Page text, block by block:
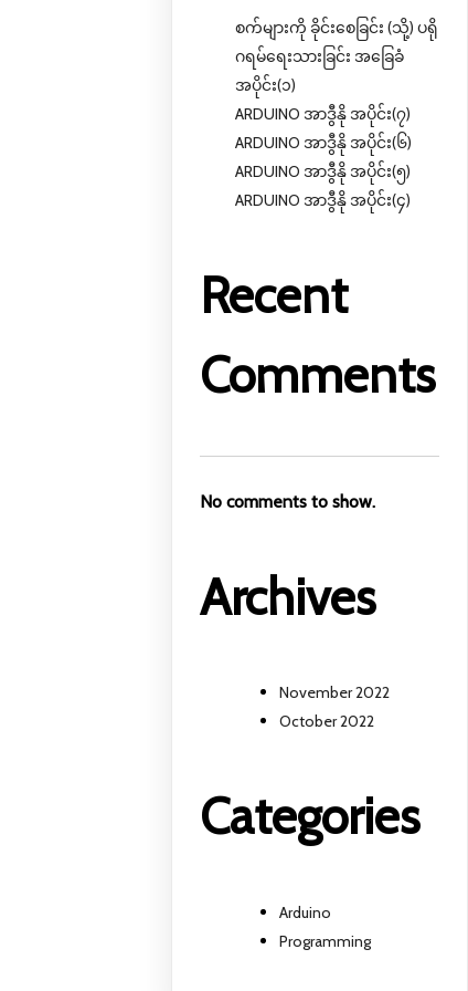
စက်များကို ခိုင်းစေခြင်း (သို့) ပရို
ဂရမ်ရေးသားခြင်း အခြေခံ
အပိုင်း(၁)
ARDUINO အာဒွီနို အပိုင်း(၇)
ARDUINO အာဒွီနို အပိုင်း(၆)
ARDUINO အာဒွီနို အပိုင်း(၅)
ARDUINO အာဒွီနို အပိုင်း(၄)
Recent
Comments
No comments to show.
Archives
November 2022
October 2022
Categories
Arduino
Programming